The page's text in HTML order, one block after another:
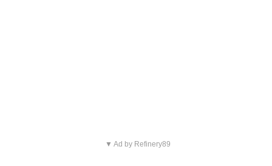
▼ Ad by Refinery89